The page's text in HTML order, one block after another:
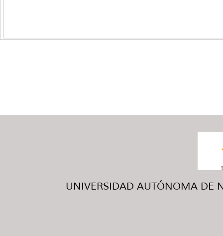
UNIVERSIDAD AUTÓNOMA DE